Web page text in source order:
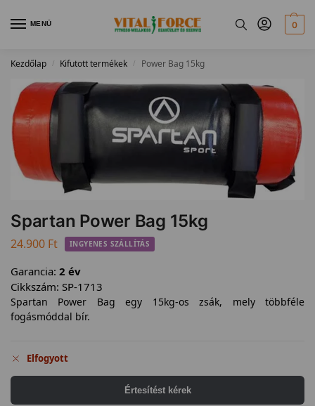
MENÜ 0
Kezdőlap / Kifutott termékek / Power Bag 15kg
Spartan Power Bag 15kg
24.900 Ft INGYENES SZÁLLÍTÁS
Garancia: 2 év
Cikkszám: SP-1713
Spartan Power Bag egy 15kg-os zsák, mely többféle
fogásmóddal bír.
Elfogyott
Értesítést kérek